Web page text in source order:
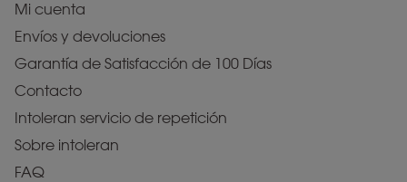
Mi cuenta
Envíos y devoluciones
Garantía de Satisfacción de 100 Días
Contacto
Intoleran servicio de repetición
Sobre intoleran
FAQ